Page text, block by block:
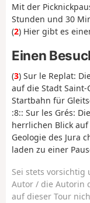
Mit der
Stunden und 30
(2) Hier gibt es
Einen
(3) Sur le Replat:
auf die Stadt
Startbahn für
:8:: Sur les Grés:
herrlichen Blick
Geologie des Jura
laden zu einer
Sei stets vorsichtig
Autor / die Autorin
auf dieser Tour